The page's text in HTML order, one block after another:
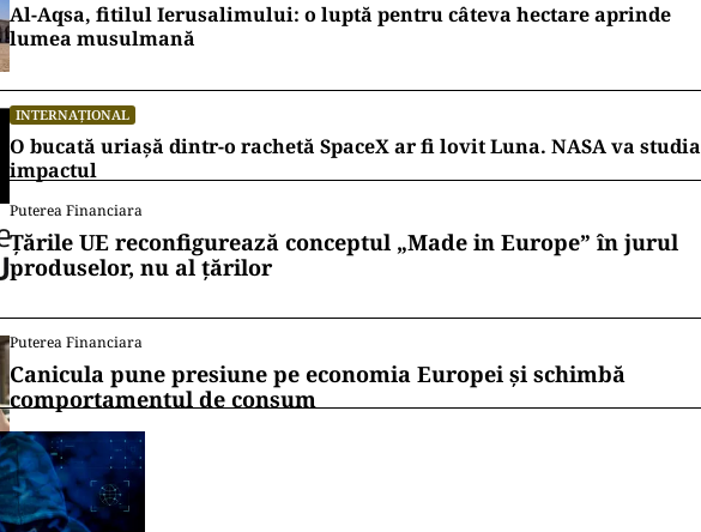
Al-Aqsa, fitilul Ierusalimului: o luptă pentru câteva hectare aprinde
lumea musulmană
INTERNAȚIONAL
O bucată uriașă dintr-o rachetă SpaceX ar fi lovit Luna. NASA va studia
impactul
Puterea Financiara
Țările UE reconfigurează conceptul „Made in Europe” în jurul
produselor, nu al țărilor
Puterea Financiara
Canicula pune presiune pe economia Europei și schimbă
comportamentul de consum